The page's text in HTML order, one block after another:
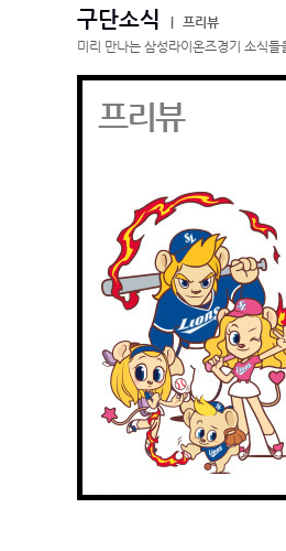
구단소식
프리뷰
미리 만나는 삼성라이온즈경기 소식들
프리뷰